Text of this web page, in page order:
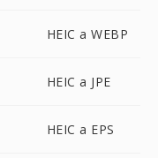
HEIC a WEBP
HEIC a JPE
HEIC a EPS